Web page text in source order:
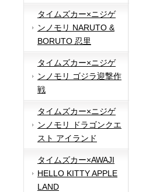
タイムズカー×ニジゲ
ンノモリ NARUTO &
BORUTO 忍里
タイムズカー×ニジゲ
ンノモリ ゴジラ迎撃作
戦
タイムズカー×ニジゲ
ンノモリ ドラゴンクエ
スト アイランド
タイムズカー×AWAJI
HELLO KITTY APPLE
LAND